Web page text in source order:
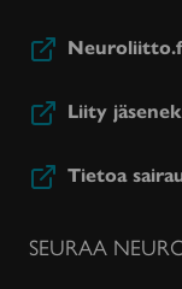
Liity
Tietoa
SEURAA